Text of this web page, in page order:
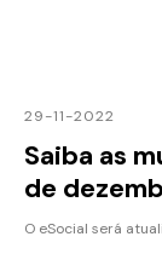
29-11-2022
Saiba as
de
O eSocial será